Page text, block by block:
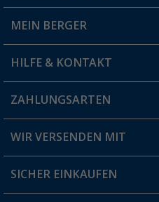
Filiale finden
MEIN BERGER
Vorteilskarte
Blog
Jobs & Karriere
HILFE & KONTAKT
FAQ & Kontakt
Versandinformationen
Rücksendung
ZAHLUNGSARTEN
WIR VERSENDEN MIT
SICHER EINKAUFEN